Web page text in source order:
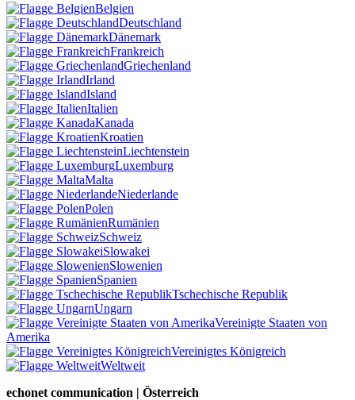
Belgien
Deutschland
Dänemark
Frankreich
Griechenland
Irland
Island
Italien
Kanada
Kroatien
Liechtenstein
Luxemburg
Malta
Niederlande
Polen
Rumänien
Schweiz
Slowakei
Slowenien
Spanien
Tschechische Republik
Ungarn
Vereinigte Staaten von
Amerika
Vereinigtes Königreich
Weltweit
echonet communication | Österreich